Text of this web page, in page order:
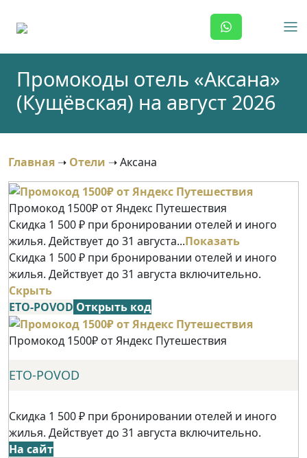
Промокоды отель «Аксана»
(Кущёвская) на август 2026
Главная ➝ Отели ➝Аксана
Промокод 1500₽ от Яндекс Путешествия
Скидка 1 500 ₽ при бронировании отелей и иного
жилья. Действует до 31 августа...Показать
Скидка 1 500 ₽ при бронировании отелей и иного
жилья. Действует до 31 августа включительно.
Скрыть
ETO-POVOD Открыть код
Промокод 1500₽ от Яндекс Путешествия
ETO-POVOD
Скидка 1 500 ₽ при бронировании отелей и иного
жилья. Действует до 31 августа включительно.
На сайт